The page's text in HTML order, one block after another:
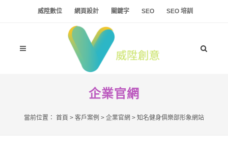
威陞數位 網頁設計 關鍵字 SEO SEO 培訓
企業官網
當前位置： 首頁 > 客戶案例 > 企業官網 > 知名健身俱樂部形象網站